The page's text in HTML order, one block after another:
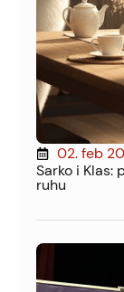
02. feb
Sarko i Klas:
ruhu